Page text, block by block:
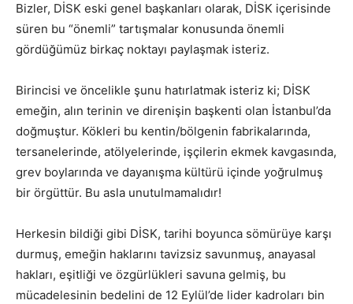
Bizler, DİSK eski genel başkanları olarak, DİSK içerisinde
süren bu “önemli” tartışmalar konusunda önemli
gördüğümüz birkaç noktayı paylaşmak isteriz.
Birincisi ve öncelikle şunu hatırlatmak isteriz ki; DİSK
emeğin, alın terinin ve direnişin başkenti olan İstanbul’da
doğmuştur. Kökleri bu kentin/bölgenin fabrikalarında,
tersanelerinde, atölyelerinde, işçilerin ekmek kavgasında,
grev boylarında ve dayanışma kültürü içinde yoğrulmuş
bir örgüttür. Bu asla unutulmamalıdır!
Herkesin bildiği gibi DİSK, tarihi boyunca sömürüye karşı
durmuş, emeğin haklarını tavizsiz savunmuş, anayasal
hakları, eşitliği ve özgürlükleri savuna gelmiş, bu
mücadelesinin bedelini de 12 Eylül’de lider kadroları bin